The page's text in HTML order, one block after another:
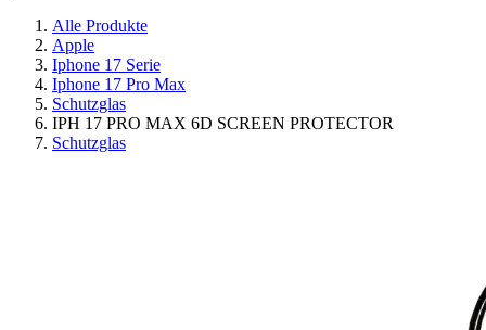
Alle Produkte
Apple
Iphone 17 Serie
Iphone 17 Pro Max
Schutzglas
IPH 17 PRO MAX 6D SCREEN PROTECTOR
Schutzglas